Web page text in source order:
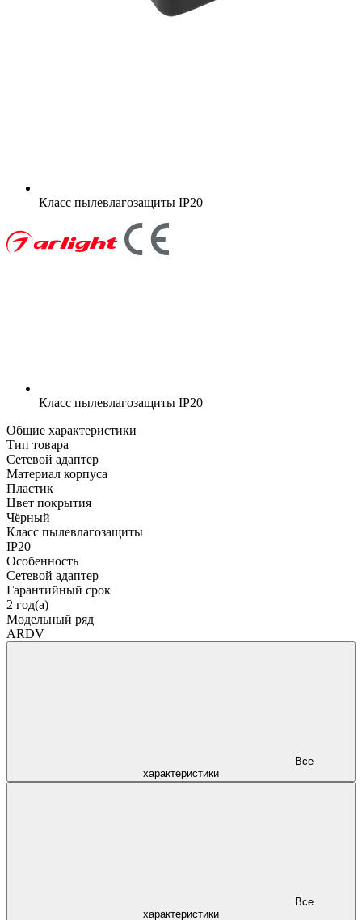
Класс пылевлагозащиты IP20
Класс пылевлагозащиты IP20
Общие характеристики
Тип товара
Сетевой адаптер
Материал корпуса
Пластик
Цвет покрытия
Чёрный
Класс пылевлагозащиты
IP20
Особенность
Сетевой адаптер
Гарантийный срок
2 год(а)
Модельный ряд
ARDV
характеристики
характеристики